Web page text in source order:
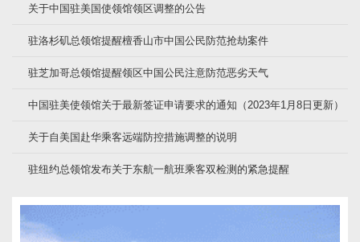
关于中国驻美国使领馆领区调整的公告
驻洛杉矶总领馆提醒檀香山市中国公民防范抢劫案件
驻芝加哥总领馆提醒领区中国公民注意防范恶劣天气
中国驻美使领馆关于最新签证申请要求的通知（2023年1月8日更新）
关于自美国赴华乘客远端防控措施调整的说明
驻纽约总领馆发布关于东航一航班乘客双检测的紧急提醒